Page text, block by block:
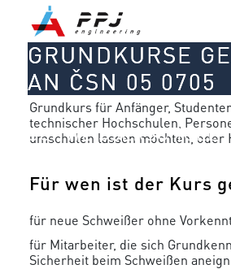
GRUNDKURSE
AN ČSN 05 0705
SCHWEISSERSCHULE
Grundkurse gemäß
Grundkurs für Anfänger,
technischer Hochschulen,
umschulen lassen möchten, oder
Für wen ist der Kurs
für neue Schweißer ohne
für Mitarbeiter, die sich
Sicherheit beim Schweißen